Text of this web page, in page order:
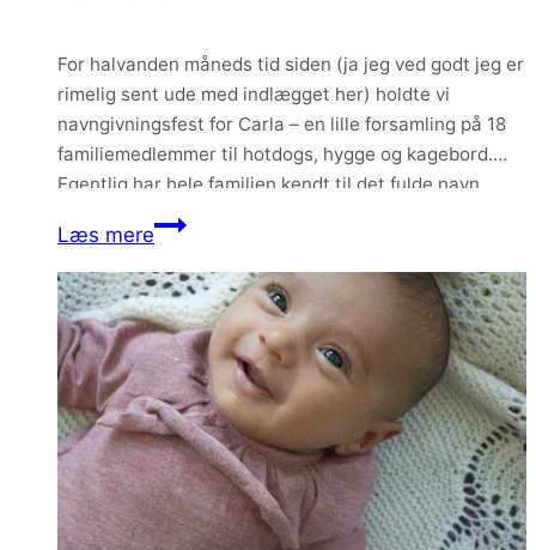
For halvanden måneds tid siden (ja jeg ved godt jeg er
rimelig sent ude med indlægget her) holdte vi
navngivningsfest for Carla – en lille forsamling på 18
familiemedlemmer til hotdogs, hygge og kagebord.
Egentlig har hele familien kendt til det fulde navn
længe, men vi synes alligevel at vi ville fejre det med
en…
Læs mereNavngivningsfest
Carla